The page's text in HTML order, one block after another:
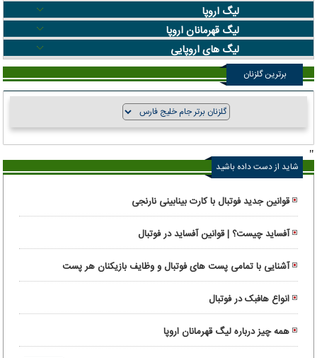
لیگ اروپا
لیگ قهرمانان اروپا
لیگ های اروپایی
برترین گلزنان
"
شاید از دست داده باشید
قوانین جدید فوتبال با کارت بینابینی نارنجی
آفساید چیست؟ | قوانین آفساید در فوتبال
آشنایی با تمامی پست های فوتبال و وظایف بازیکنان هر پست
انواع هافبک در فوتبال
همه چیز درباره لیگ قهرمانان اروپا